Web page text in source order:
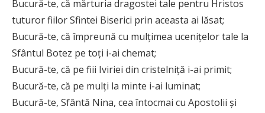
Bucură-te, că mărturia dragostei tale pentru Hristos
tuturor fiilor Sfintei Biserici prin aceasta ai lăsat;
Bucură-te, că împreună cu mulțimea ucenițelor tale la
Sfântul Botez pe toți i-ai chemat;
Bucură-te, că pe fiii Iviriei din cristelniță i-ai primit;
Bucură-te, că pe mulți la minte i-ai luminat;
Bucură-te, Sfântă Nina, cea întocmai cu Apostolii și